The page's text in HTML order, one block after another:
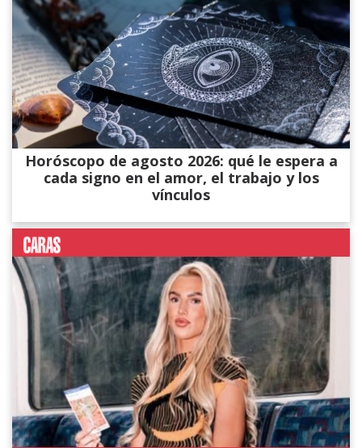
Horóscopo de agosto 2026: qué le espera a
cada signo en el amor, el trabajo y los
vínculos